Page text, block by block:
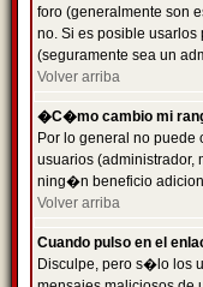
foro (generalmente son
no. Si es posible
(seguramente sea un
Volver arriba
�C�mo cambio mi
Por lo general no
usuarios (administrador,
ning�n beneficio
Volver arriba
Cuando pulso en el
Disculpe, pero s�lo los